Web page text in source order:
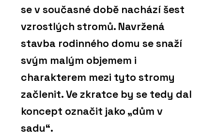
se v současné době nachází šest
vzrostlých stromů. Navržená
stavba rodinného domu se snaží
svým malým objemem i
charakterem mezi tyto stromy
začlenit. Ve zkratce by se tedy dal
koncept označit jako „dům v
sadu“.